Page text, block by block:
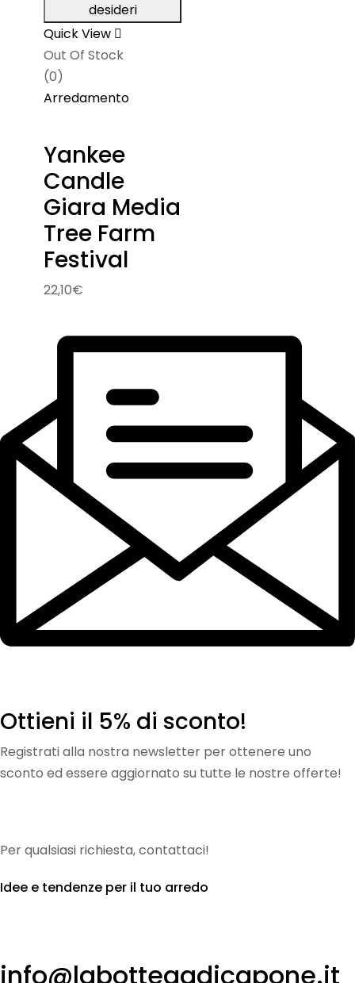
desideri
Quick View
Out Of Stock
(0)
Arredamento
Yankee
Candle
Giara Media
Tree Farm
Festival
22,10€
Ottieni il 5% di sconto!
Registrati alla nostra newsletter per ottenere uno
sconto ed essere aggiornato su tutte le nostre offerte!
Per qualsiasi richiesta, contattaci!
Idee e tendenze per il tuo arredo
info@labottegadicapone.it